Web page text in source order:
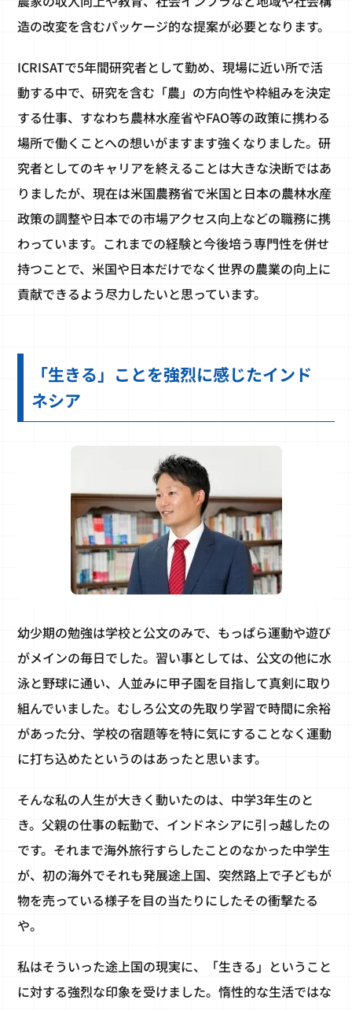
造の改変を含むパッケージ的な提案が必要となります。
ICRISATで5年間研究者として勤め、現場に近い所で活
動する中で、研究を含む「農」の方向性や枠組みを決定
する仕事、すなわち農林水産省やFAO等の政策に携わる
場所で働くことへの想いがますます強くなりました。研
究者としてのキャリアを終えることは大きな決断ではあ
りましたが、現在は米国農務省で米国と日本の農林水産
政策の調整や日本での市場アクセス向上などの職務に携
わっています。これまでの経験と今後培う専門性を併せ
持つことで、米国や日本だけでなく世界の農業の向上に
貢献できるよう尽力したいと思っています。
「生きる」ことを強烈に感じたインド
ネシア
幼少期の勉強は学校と公文のみで、もっぱら運動や遊び
がメインの毎日でした。習い事としては、公文の他に水
泳と野球に通い、人並みに甲子園を目指して真剣に取り
組んでいました。むしろ公文の先取り学習で時間に余裕
があった分、学校の宿題等を特に気にすることなく運動
に打ち込めたというのはあったと思います。
そんな私の人生が大きく動いたのは、中学3年生のと
き。父親の仕事の転勤で、インドネシアに引っ越したの
です。それまで海外旅行すらしたことのなかった中学生
が、初の海外でそれも発展途上国、突然路上で子どもが
物を売っている様子を目の当たりにしたその衝撃たる
や。
私はそういった途上国の現実に、「生きる」ということ
に対する強烈な印象を受けました。惰性的な生活ではな